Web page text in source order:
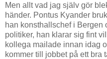
Men allt vad jag själv gör
händer. Pontus Kyander
han konsthallschef i Bergen
politiker, han klarar sig fint
kollega mailade innan idag
kommer till jobbet på ett bra